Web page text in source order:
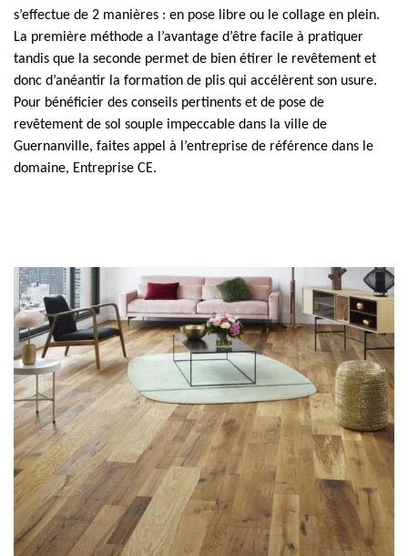
s’effectue de 2 manières : en pose libre ou le collage en plein.
La première méthode a l’avantage d’être facile à pratiquer
tandis que la seconde permet de bien étirer le revêtement et
donc d’anéantir la formation de plis qui accélèrent son usure.
Pour bénéficier des conseils pertinents et de pose de
revêtement de sol souple impeccable dans la ville de
Guernanville, faites appel à l’entreprise de référence dans le
domaine, Entreprise CE.